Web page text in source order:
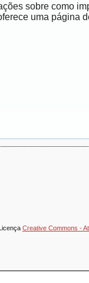
sobre como
uma página
Creative Commons -